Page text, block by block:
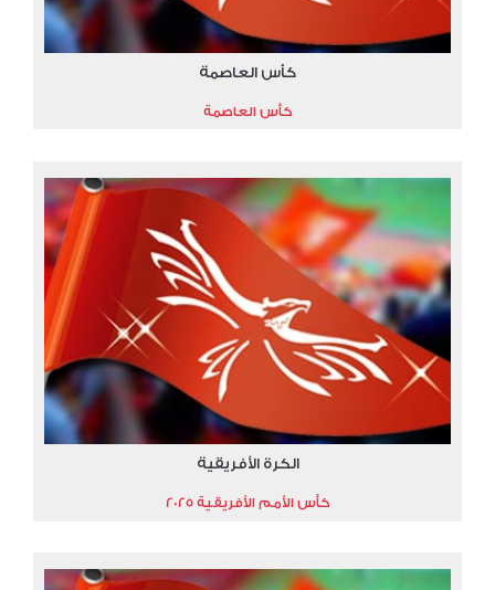
كأس العاصمة
كأس العاصمة
الكرة الأفريقية
كأس الأمم الأفريقية 2025